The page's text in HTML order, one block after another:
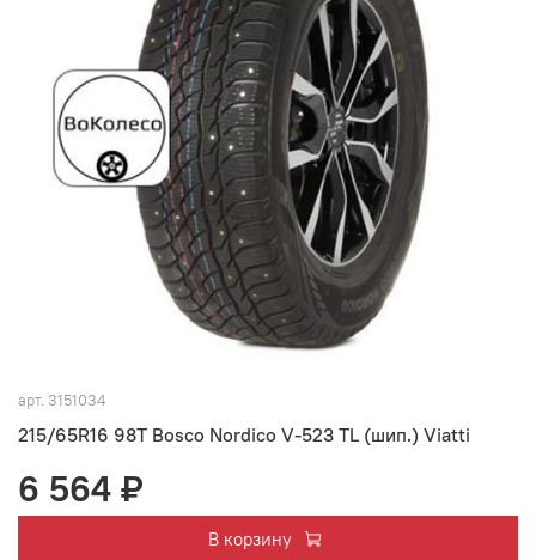
арт. 3151034
215/65R16 98T Bosco Nordico V-523 TL (шип.) Viatti
6 564 ₽
В корзину